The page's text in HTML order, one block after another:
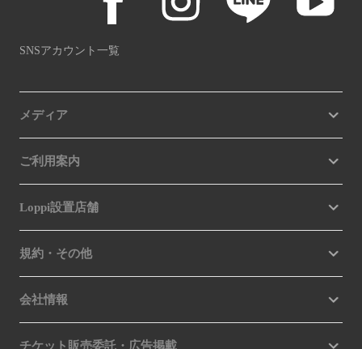
SNSアカウント一覧
メディア
ご利用案内
Loppi設置店舗
規約・その他
会社情報
チケット販売委託・広告掲載